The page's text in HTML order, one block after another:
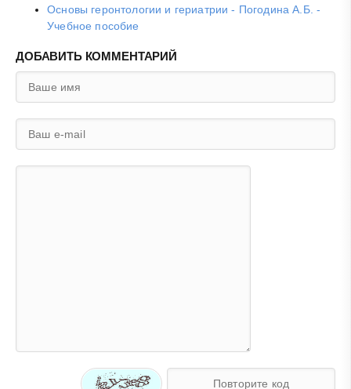
Основы геронтологии и гериатрии - Погодина А.Б. -
Учебное пособие
ДОБАВИТЬ КОММЕНТАРИЙ